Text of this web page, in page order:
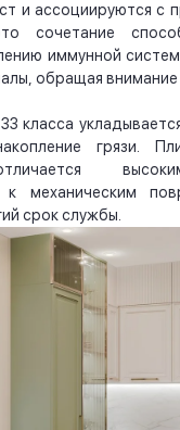
и ассоциируются с
сочетание
иммунной
обращая внимание
класса
грязи.
к механическим
срок службы.